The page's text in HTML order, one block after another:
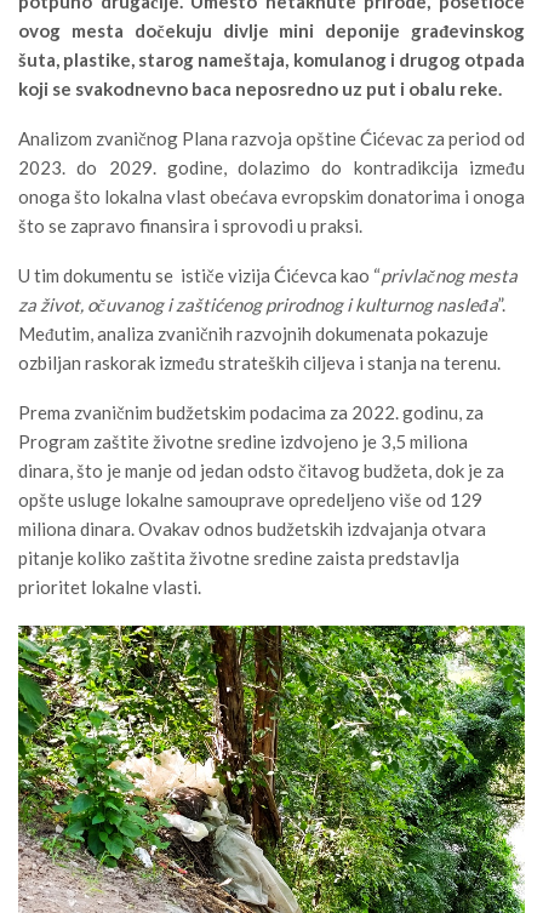
ovog mesta dočekuju divlje mini deponije građevinskog
šuta, plastike, starog nameštaja, komulanog i drugog otpada
koji se svakodnevno baca neposredno uz put i obalu reke.
Analizom zvaničnog Plana razvoja opštine Ćićevac za period od
2023. do 2029. godine, dolazimo do kontradikcija između
onoga što lokalna vlast obećava evropskim donatorima i onoga
što se zapravo finansira i sprovodi u praksi.
U tim dokumentu se ističe vizija Ćićevca kao “privlačnog mesta
za život, očuvanog i zaštićenog prirodnog i kulturnog nasleđa”.
Međutim, analiza zvaničnih razvojnih dokumenata pokazuje
ozbiljan raskorak između strateških ciljeva i stanja na terenu.
Prema zvaničnim budžetskim podacima za 2022. godinu, za
Program zaštite životne sredine izdvojeno je 3,5 miliona
dinara, što je manje od jedan odsto čitavog budžeta, dok je za
opšte usluge lokalne samouprave opredeljeno više od 129
miliona dinara. Ovakav odnos budžetskih izdvajanja otvara
pitanje koliko zaštita životne sredine zaista predstavlja
prioritet lokalne vlasti.